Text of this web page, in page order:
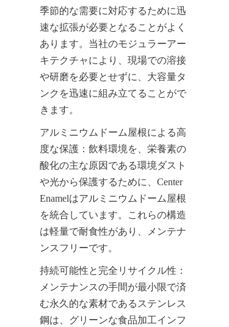
季節的な需要に対応するために迅
速な拡張が必要となることがよく
あります。当社のモジュラーアー
キテクチャにより、現場での溶接
や研磨を必要とせずに、大容量タ
ンクを迅速に組み立てることがで
きます。
アルミニウムドーム屋根による高
度な保護：飲料環境を、栄養素の
酸化の主な原因である環境ダスト
や光から保護するために、Center
Enamelはアルミニウムドーム屋根
を統合しています。これらの構造
は軽量で耐食性があり、メンテナ
ンスフリーです。
持続可能性と完全リサイクル性：
メンテナンスの手間が最小限で済
む永久的な素材であるステンレス
鋼は、グリーンな食品加工インフ